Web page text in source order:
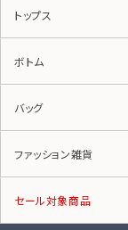
トップス
ボトム
バッグ
ファッション雑貨
セール対象商品